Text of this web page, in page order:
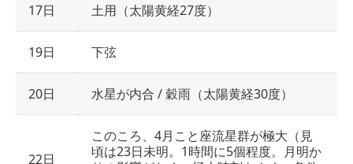
17日 土用（太陽黄経27度）
19日 下弦
20日 水星が内合 / 穀雨（太陽黄経30度）
22日
このころ、4月こと座流星群が極大（見
頃は23日未明。1時間に5個程度。月明か